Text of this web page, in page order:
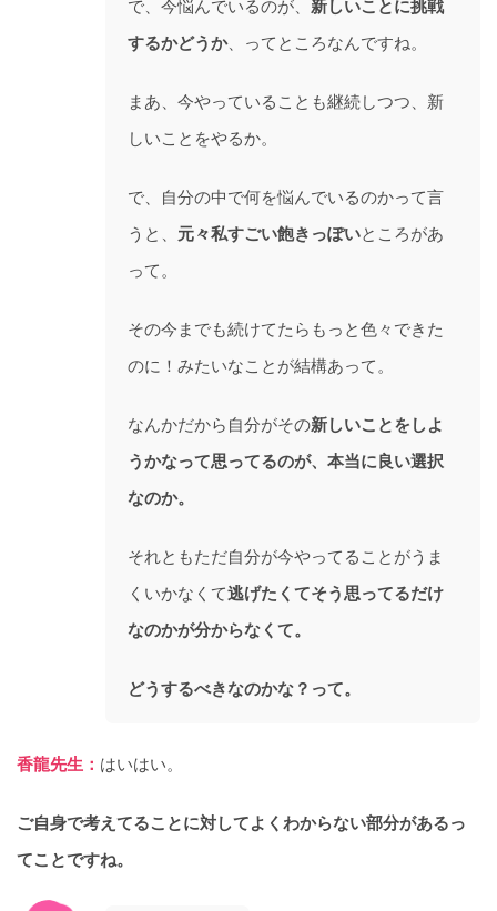
で、今悩んでいるのが、 新しいことに挑戦
するかどうか、ってところなんですね。
まあ、今やっていることも継続しつつ、新
しいことをやるか。
で、自分の中で何を悩んでいるのかって言
うと、 元々私すごい飽きっぽいところがあ
って。
その今までも続けてたらもっと色々できた
のに！みたいなことが結構あって。
なんかだから自分がその新しいことをしよ
うかなって思ってるのが、本当に良い選択
なのか。
それともただ自分が今やってることがうま
くいかなくて逃げたくてそう思ってるだけ
なのかが分からなくて。
どうするべきなのかな？って。
香龍先生： はいはい。
ご自身で考えてることに対してよくわからない部分があるっ
てことですね。